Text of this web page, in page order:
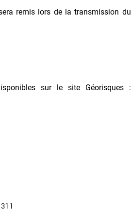
remis lors de la transmission du
sur le site Géorisques :